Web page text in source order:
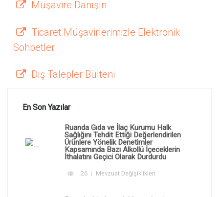
Müşavire Danışın
Ticaret Müşavirlerimizle Elektronik
Sohbetler
Dış Talepler Bülteni
En Son Yazılar
Ruanda Gıda ve İlaç Kurumu Halk
Sağlığını Tehdit Ettiği Değerlendirilen
Ürünlere Yönelik Denetimler
Kapsamında Bazı Alkollü İçeceklerin
İthalatını Geçici Olarak Durdurdu
26 Mevzuat Değişiklikleri